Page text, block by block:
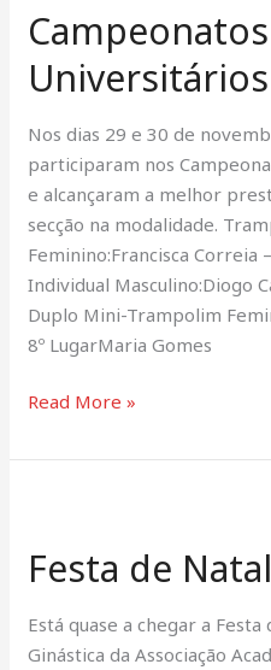
Universitários
Nos dias 29 e 30 de
participaram nos
e alcançaram a melhor
secção na modalidade.
Feminino:Francisca Correia
Individual Masculino:Diogo
Duplo Mini-Trampolim
8º LugarMaria Gomes
Universitários
Read More »
Festa de
Está quase a chegar a
Ginástica da Associação
Natal